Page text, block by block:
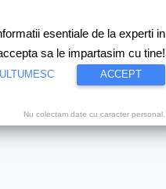
Proiecte speciale Video
esentiale de la experti in
sa le impartasim cu tine!
ACCEPT
Nu colectam date cu caracter personal.